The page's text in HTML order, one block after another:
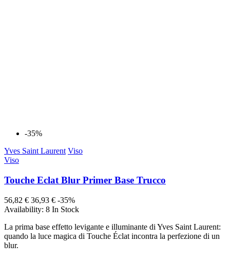
-35%
Yves Saint Laurent Viso
Viso
Touche Eclat Blur Primer Base Trucco
56,82 € 36,93 € -35%
Availability: 8 In Stock
La prima base effetto levigante e illuminante di Yves Saint Laurent:
quando la luce magica di Touche Éclat incontra la perfezione di un
blur.